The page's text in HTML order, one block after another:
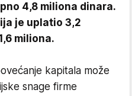
4,8 miliona dinara.
je uplatio 3,2
miliona.
kapitala može
snage firme